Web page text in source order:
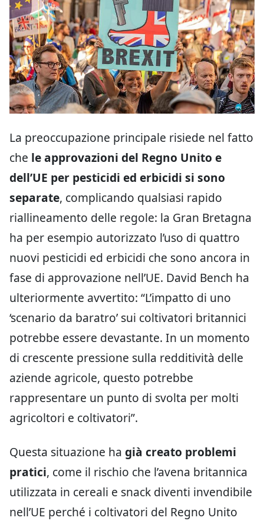
La preoccupazione principale risiede nel fatto
che le approvazioni del Regno Unito e
dell’UE per pesticidi ed erbicidi si sono
separate, complicando qualsiasi rapido
riallineamento delle regole: la Gran Bretagna
ha per esempio autorizzato l’uso di quattro
nuovi pesticidi ed erbicidi che sono ancora in
fase di approvazione nell’UE. David Bench ha
ulteriormente avvertito: “L’impatto di uno
‘scenario da baratro’ sui coltivatori britannici
potrebbe essere devastante. In un momento
di crescente pressione sulla redditività delle
aziende agricole, questo potrebbe
rappresentare un punto di svolta per molti
agricoltori e coltivatori”.
Questa situazione ha già creato problemi
pratici, come il rischio che l’avena britannica
utilizzata in cereali e snack diventi invendibile
nell’UE perché i coltivatori del Regno Unito